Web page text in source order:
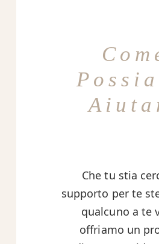
Che tu stia
supporto per te
qualcuno a te
offriamo un